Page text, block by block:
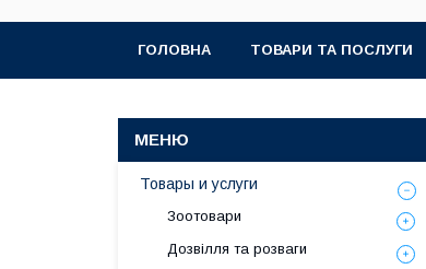
ГОЛОВНА ТОВАРИ ТА ПОСЛУГИ
Товары и услуги
Зоотовари
Дозвілля та розваги